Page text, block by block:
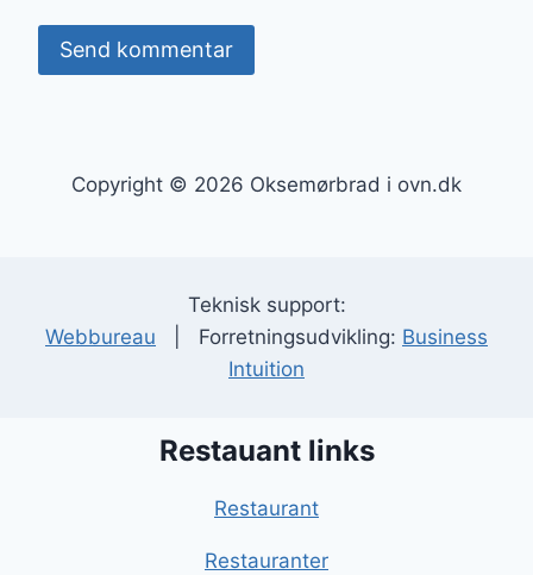
Copyright © 2026 Oksemørbrad i ovn.dk
Teknisk support:
Webbureau | Forretningsudvikling: Business
Intuition
Restauant links
Restaurant
Restauranter